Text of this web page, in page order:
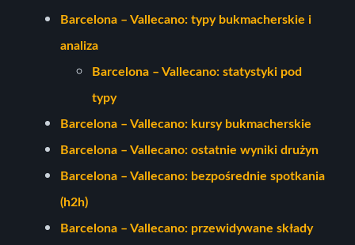
Barcelona – Vallecano: typy bukmacherskie i
analiza
Barcelona – Vallecano: statystyki pod
typy
Barcelona – Vallecano: kursy bukmacherskie
Barcelona – Vallecano: ostatnie wyniki drużyn
Barcelona – Vallecano: bezpośrednie spotkania
(h2h)
Barcelona – Vallecano: przewidywane składy